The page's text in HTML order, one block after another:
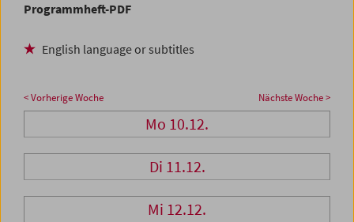
Programmheft-PDF
English language or subtitles
< Vorherige Woche Nächste Woche >
Mo 10.12.
Di 11.12.
Mi 12.12.